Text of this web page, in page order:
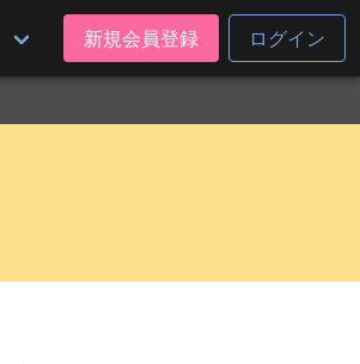
新規会員登録 ログイン